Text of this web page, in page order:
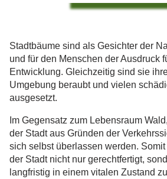
Stadtbäume sind als Gesichter der
und für den Menschen der Ausdruck
Entwicklung. Gleichzeitig sind sie
Umgebung beraubt und vielen
ausgesetzt.
Im Gegensatz zum Lebensraum
der Stadt aus Gründen der
sich selbst überlassen werden.
der Stadt nicht nur gerechtfertigt,
langfristig in einem vitalen Zustand